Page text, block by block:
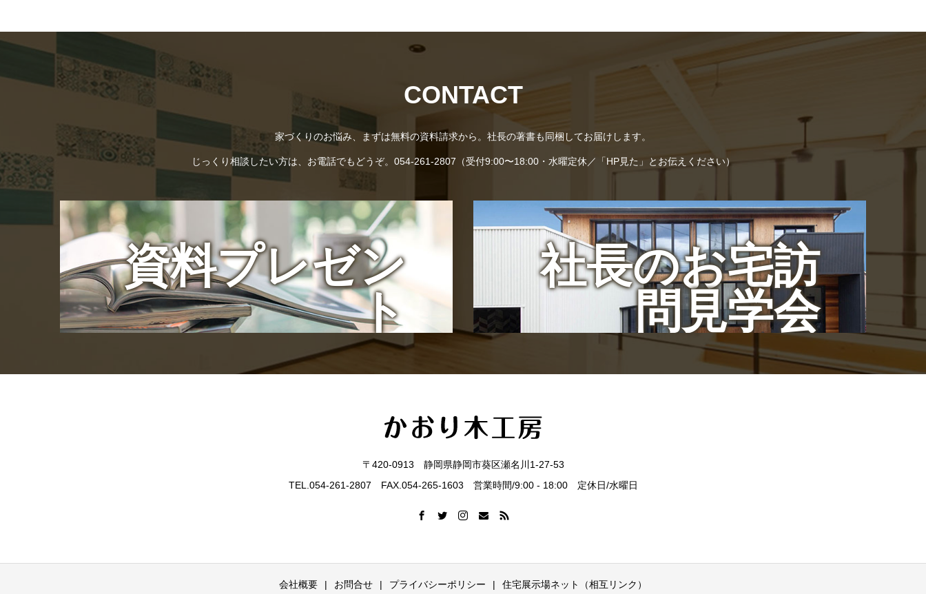
CONTACT
家づくりのお悩み、まずは無料の資料請求から。社長の著書も同梱してお届けします。
じっくり相談したい方は、お電話でもどうぞ。054-261-2807（受付9:00〜18:00・水曜定休／「HP見た」とお伝えください）
資料プレゼン
ト
社長のお宅訪
問見学会
〒420-0913 静岡県静岡市葵区瀬名川1-27-53
TEL.054-261-2807 FAX.054-265-1603 営業時間/9:00 - 18:00 定休日/水曜日
会社概要 お問合せ プライバシーポリシー 住宅展示場ネット（相互リンク）